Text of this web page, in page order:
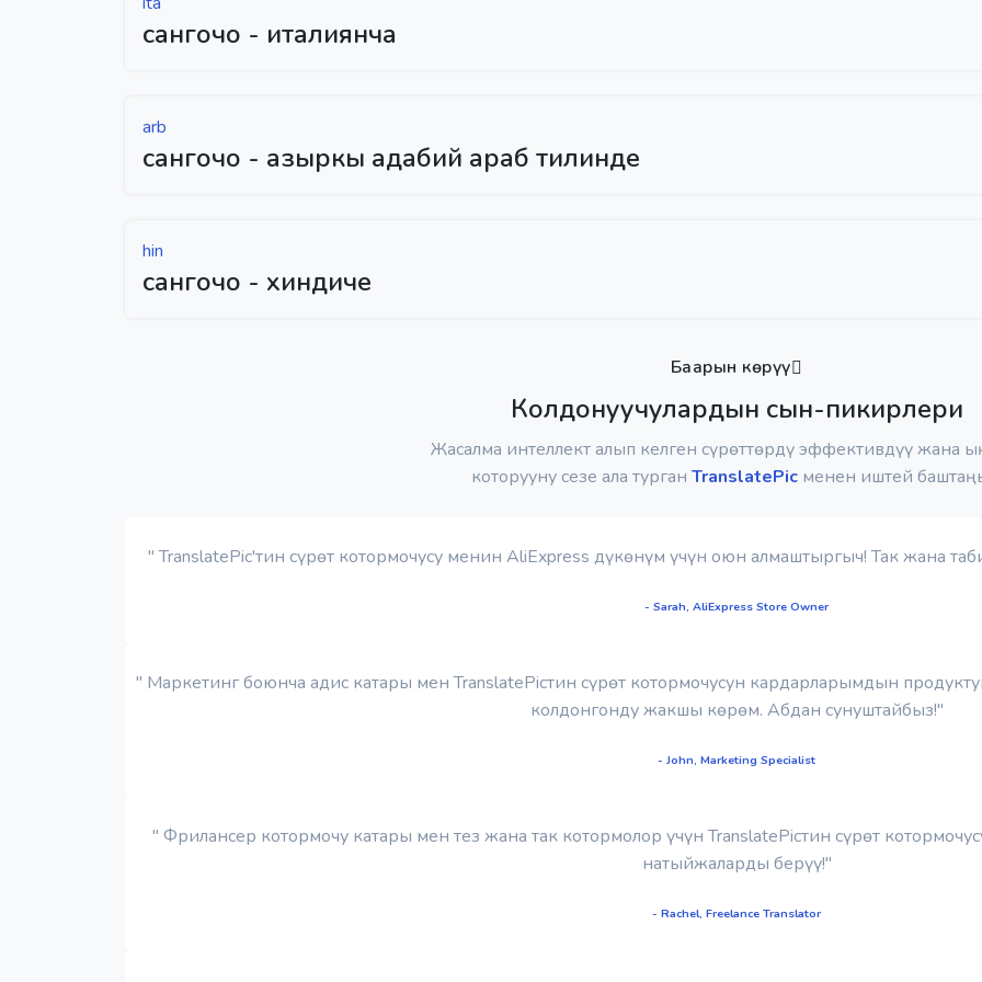
сангочо - италиянча
arb
сангочо - азыркы адабий араб тилинде
hin
сангочо - хиндиче
Баарын көрүү
Колдонуучулардын сын-пикирлери
Жасалма интеллект алып келген сүрөттөрдү эффективдүү жана
которууну сезе ала турган TranslatePic менен иштей
" TranslatePic'тин сүрөт котормочусу менин AliExpress дүкөнүм үчүн оюн алмаштыргыч! Так жана
- Sarah, AliExpress Store Owner
" Маркетинг боюнча адис катары мен TranslatePicтин сүрөт котормочусун кардарларымдын
колдонгонду жакшы көрөм. Абдан сунуштайбыз!"
- John, Marketing Specialist
" Фрилансер котормочу катары мен тез жана так котормолор үчүн TranslatePicтин сүрөт
натыйжаларды берүү!"
- Rachel, Freelance Translator